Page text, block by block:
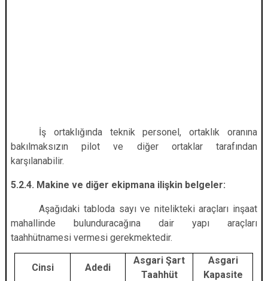
İş ortaklığında teknik personel, ortaklık oranına
bakılmaksızın pilot ve diğer ortaklar tarafından
karşılanabilir.
5.2.4. Makine ve diğer ekipmana ilişkin belgeler:
Aşağıdaki tabloda sayı ve nitelikteki araçları inşaat
mahallinde bulunduracağına dair yapı araçları
taahhütnamesi vermesi gerekmektedir.
Cinsi Adedi
Asgari Şart
Taahhüt
Asgari
Kapasite